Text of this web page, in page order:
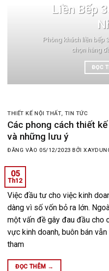
Liền Bếp
Phòng khách liền bếp
chọn hàng
ĐỌC
THIẾT KẾ NỘI THẤT, TIN TỨC
Các phong cách thiết
và những lưu ý
ĐĂNG VÀO 05/12/2023 BỞI
05
Th12
Việc đầu tư cho việc kinh
dàng vì số vốn bỏ ra lớn.
một vấn đề gây đau đầu cho
vực kinh doanh, buôn bán
tham
ĐỌC THÊM →